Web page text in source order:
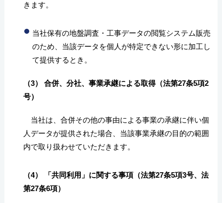
きます。
当社保有の地盤調査・工事データの閲覧システム販売
のため、当該データを個人が特定できない形に加工し
て提供するとき。
（3） 合併、分社、事業承継による取得（法第27条5項2
号）
当社は、合併その他の事由による事業の承継に伴い個
人データが提供された場合、当該事業承継の目的の範囲
内で取り扱わせていただきます。
（4） 「共同利用」に関する事項（法第27条5項3号、法
第27条6項）